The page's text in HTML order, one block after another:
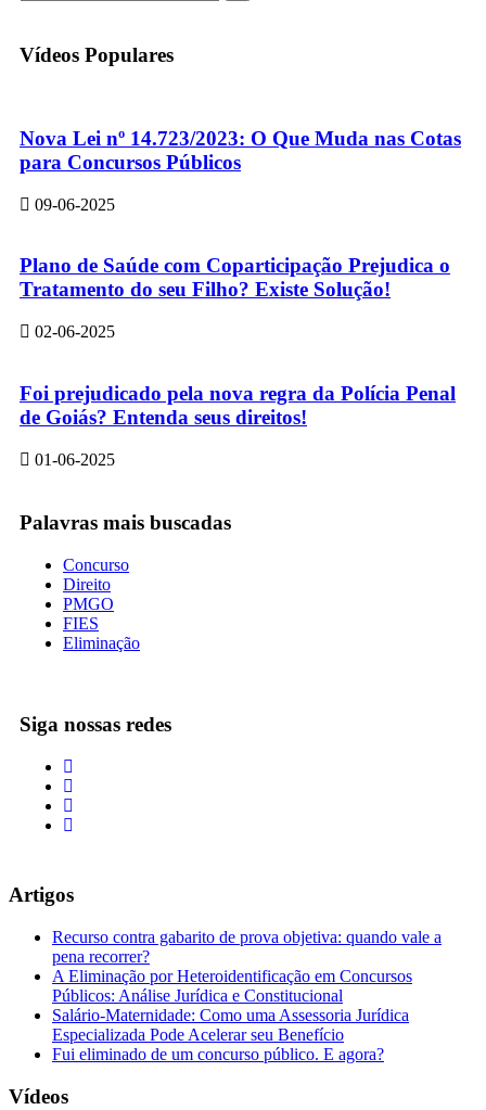
Vídeos Populares
Nova Lei nº 14.723/2023: O Que Muda nas Cotas
para Concursos Públicos
09-06-2025
Plano de Saúde com Coparticipação Prejudica o
Tratamento do seu Filho? Existe Solução!
02-06-2025
Foi prejudicado pela nova regra da Polícia Penal
de Goiás? Entenda seus direitos!
01-06-2025
Palavras mais buscadas
Concurso
Direito
PMGO
FIES
Eliminação
Siga nossas redes
Artigos
Recurso contra gabarito de prova objetiva: quando vale a
pena recorrer?
A Eliminação por Heteroidentificação em Concursos
Públicos: Análise Jurídica e Constitucional
Salário-Maternidade: Como uma Assessoria Jurídica
Especializada Pode Acelerar seu Benefício
Fui eliminado de um concurso público. E agora?
Vídeos